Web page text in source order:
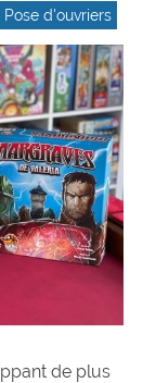
Pose d'ouvriers
de plus